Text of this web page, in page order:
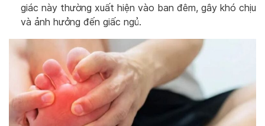
giác này thường xuất hiện vào ban đêm, gây khó chịu
và ảnh hưởng đến giấc ngủ.